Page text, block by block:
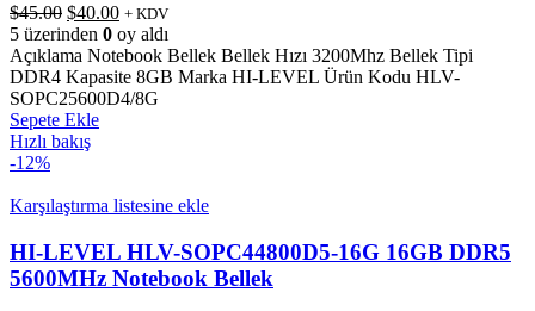
$45.00 Orijinal
fiyat:
$45.00.
$40.00Şu
andaki
fiyat:
$40.00.
+ KDV
5 üzerinden 0 oy aldı
Açıklama Notebook Bellek Bellek Hızı 3200Mhz Bellek Tipi
DDR4 Kapasite 8GB Marka HI-LEVEL Ürün Kodu HLV-
SOPC25600D4/8G
Sepete Ekle
Hızlı bakış
-12%
Karşılaştırma listesine ekle
HI-LEVEL HLV-SOPC44800D5-16G 16GB DDR5
5600MHz Notebook Bellek